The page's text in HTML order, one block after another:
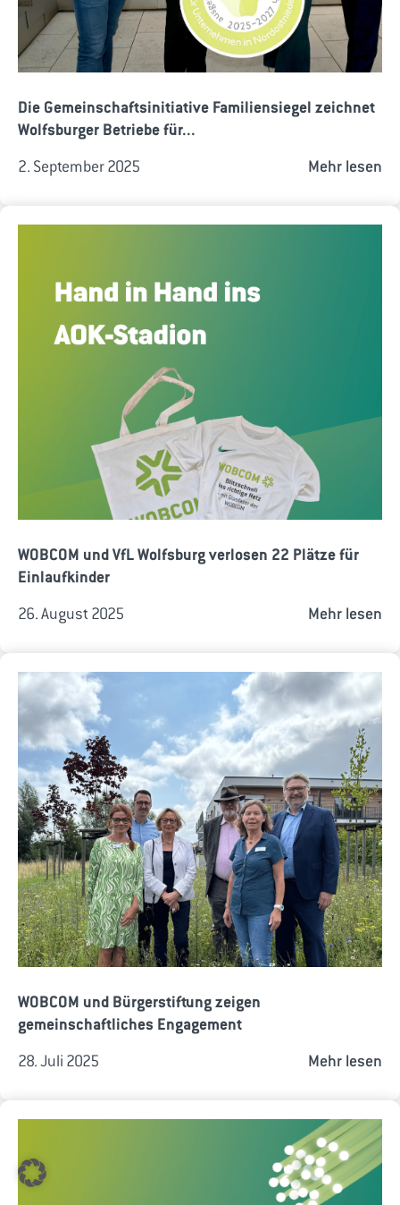
Die Gemeinschaftsinitiative Familiensiegel zeichnet
Wolfsburger Betriebe für...
2. September 2025 Mehr lesen
WOBCOM und VfL Wolfsburg verlosen 22 Plätze für
Einlaufkinder
26. August 2025 Mehr lesen
WOBCOM und Bürgerstiftung zeigen
gemeinschaftliches Engagement
28. Juli 2025 Mehr lesen